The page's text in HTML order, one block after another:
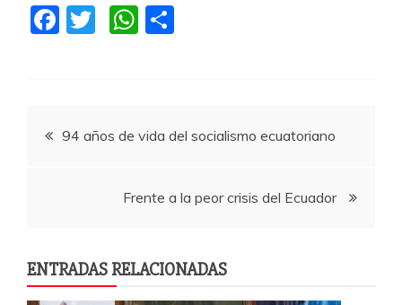
F
b
T
W
A
p
a
r
Navegación
94 años de vida del socialismo ecuatoriano
Frente a la peor crisis del Ecuador
ENTRADAS RELACIONADAS